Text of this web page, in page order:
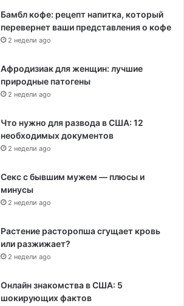
Бамбл кофе: рецепт напитка, который
перевернет ваши представления о кофе
2 недели ago
Афродизиак для женщин: лучшие
природные патогены
2 недели ago
Что нужно для развода в США: 12
необходимых документов
2 недели ago
Секс с бывшим мужем — плюсы и
минусы
2 недели ago
Растение расторопша сгущает кровь
или разжижает?
2 недели ago
Онлайн знакомства в США: 5
шокирующих фактов